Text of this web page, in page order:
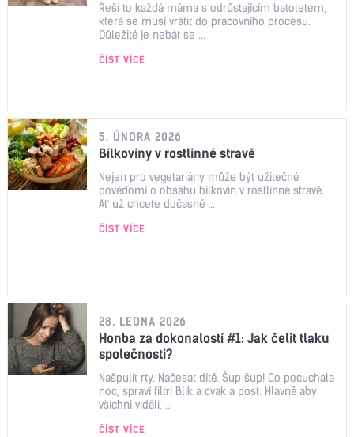
Řeší to každá máma s odrůstajícím batoletem,
která se musí vrátit do pracovního procesu.
Důležité je nebát se ...
ČÍST VÍCE
5. ÚNORA 2026
Bílkoviny v rostlinné stravě
Nejen pro vegetariány může být užitečné
povědomí o obsahu bílkovin v rostlinné stravě.
Ať už chcete dočasně ...
ČÍST VÍCE
28. LEDNA 2026
Honba za dokonalostí #1: Jak čelit tlaku
společnosti?
Našpulit rty. Načesat dítě. Šup šup! Co pocuchala
noc, spraví filtr! Blik a cvak a post. Hlavně aby
všichni viděli, ...
ČÍST VÍCE